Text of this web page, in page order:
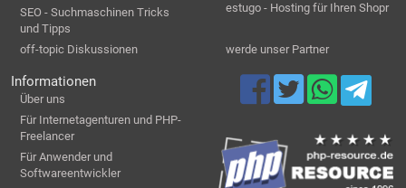
SEO - Suchmaschinen Tricks
und Tipps
off-topic Diskussionen
estugo - Hosting für Ihren Shopr
werde unser Partner
Informationen
Über uns
Für Internetagenturen und PHP-
Freelancer
Für Anwender und
Softwareentwickler